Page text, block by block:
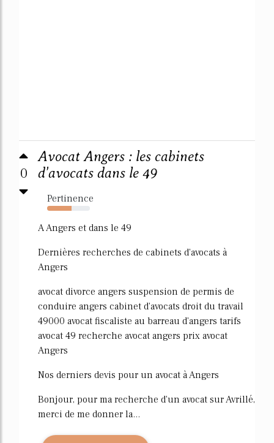
0
Avocat Angers : les cabinets
d'avocats dans le 49
Pertinence
57%
A Angers et dans le 49
Dernières recherches de cabinets d'avocats à
Angers
avocat divorce angers suspension de permis de
conduire angers cabinet d'avocats droit du travail
49000 avocat fiscaliste au barreau d'angers tarifs
avocat 49 recherche avocat angers prix avocat
Angers
Nos derniers devis pour un avocat à Angers
Bonjour, pour ma recherche d'un avocat sur Avrillé,
merci de me donner la...